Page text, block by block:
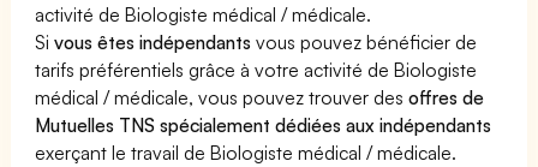
activité de Biologiste médical / médicale.
Sivous êtes indépendants vous pouvez bénéficier de
tarifs préférentiels grâce à votre activité de Biologiste
médical / médicale, vous pouvez trouver desoffres de
Mutuelles TNS spécialement dédiées aux indépendants
exerçant le travail de Biologiste médical / médicale.